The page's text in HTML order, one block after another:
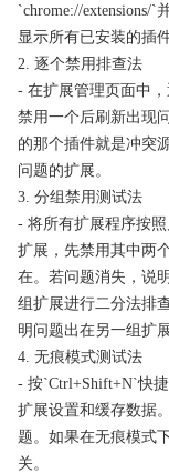
`chrome://extensions/
显示所有已安装的插
2. 逐个禁用排查法
- 在扩展管理页面中
禁用一个后刷新出现
的那个插件就是冲突
问题的扩展。
3. 分组禁用测试法
- 将所有扩展程序按
扩展，先禁用其中两
在。若问题消失，说
组扩展进行二分法排
明问题出在另一组扩
4. 无痕模式测试法
- 按`Ctrl+Shift+N`快
扩展设置和缓存数据
题。如果在无痕模式
关。